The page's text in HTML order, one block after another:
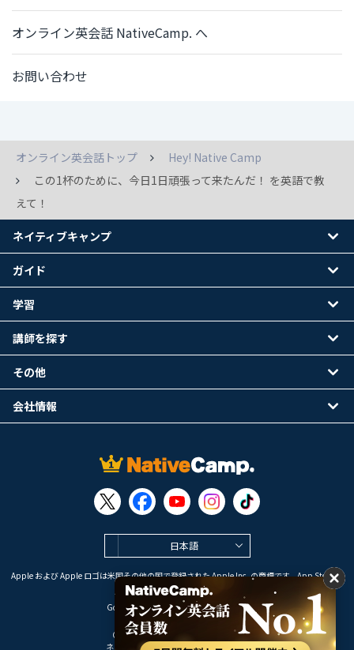
オンライン英会話 NativeCamp. へ
お問い合わせ
オンライン英会話トップ
Hey! Native Camp
この1杯のために、今日1日頑張って来たんだ！ を英語で教
えて！
日本語
Apple および Apple ロゴは米国その他の国で登録された Apple Inc. の商標です。App Store は
Apple Inc. のサービスマークです。
Google Play は Google LLC の商標です。
Copyright © 2026 オンライン英会話
ネイティブキャンプ All Rights Reserved.
ネイティブキャンプ
ガイド
学習
講師を探す
その他
会社情報